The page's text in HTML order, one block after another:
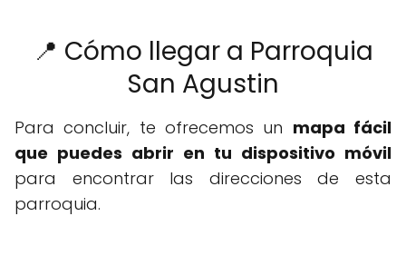
📍 Cómo llegar a Parroquia
San Agustin
Para concluir, te ofrecemos un mapa fácil
que puedes abrir en tu dispositivo móvil
para encontrar las direcciones de esta
parroquia.